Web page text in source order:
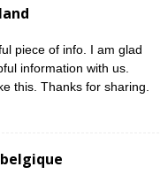
piece of info. I am glad
information with us.
this. Thanks for sharing.